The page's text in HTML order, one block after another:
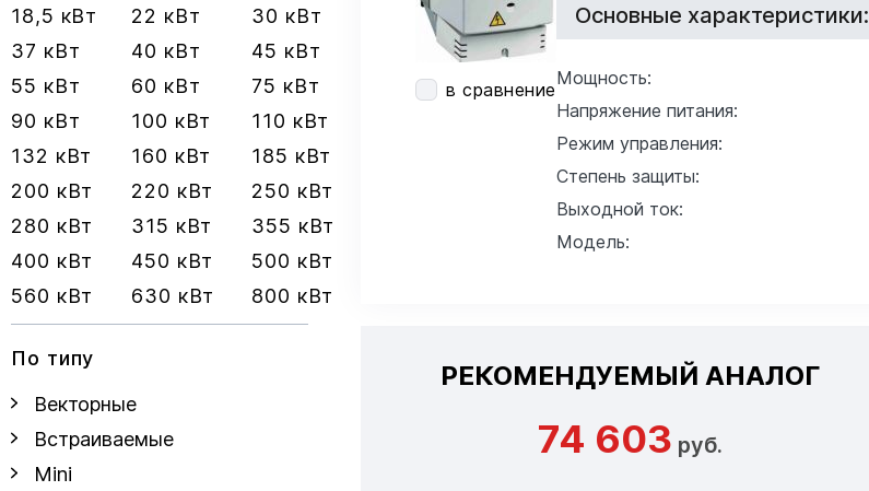
18,5 кВт
22 кВт
30 кВт
37 кВт
40 кВт
45 кВт
55 кВт
60 кВт
75 кВт
90 кВт
100 кВт
110 кВт
132 кВт
160 кВт
185 кВт
200 кВт
220 кВт
250 кВт
280 кВт
315 кВт
355 кВт
400 кВт
450 кВт
500 кВт
560 кВт
630 кВт 800 кВт
По типу
Векторные
Встраиваемые
Mini
в сравнение
Основные характеристики:
Мощность:
Напряжение питания:
Режим управления:
Степень защиты:
Выходной ток:
Модель:
РЕКОМЕНДУЕМЫЙ АНАЛОГ
74 603 руб.